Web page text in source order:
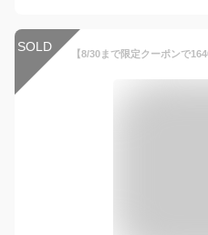
SOLD